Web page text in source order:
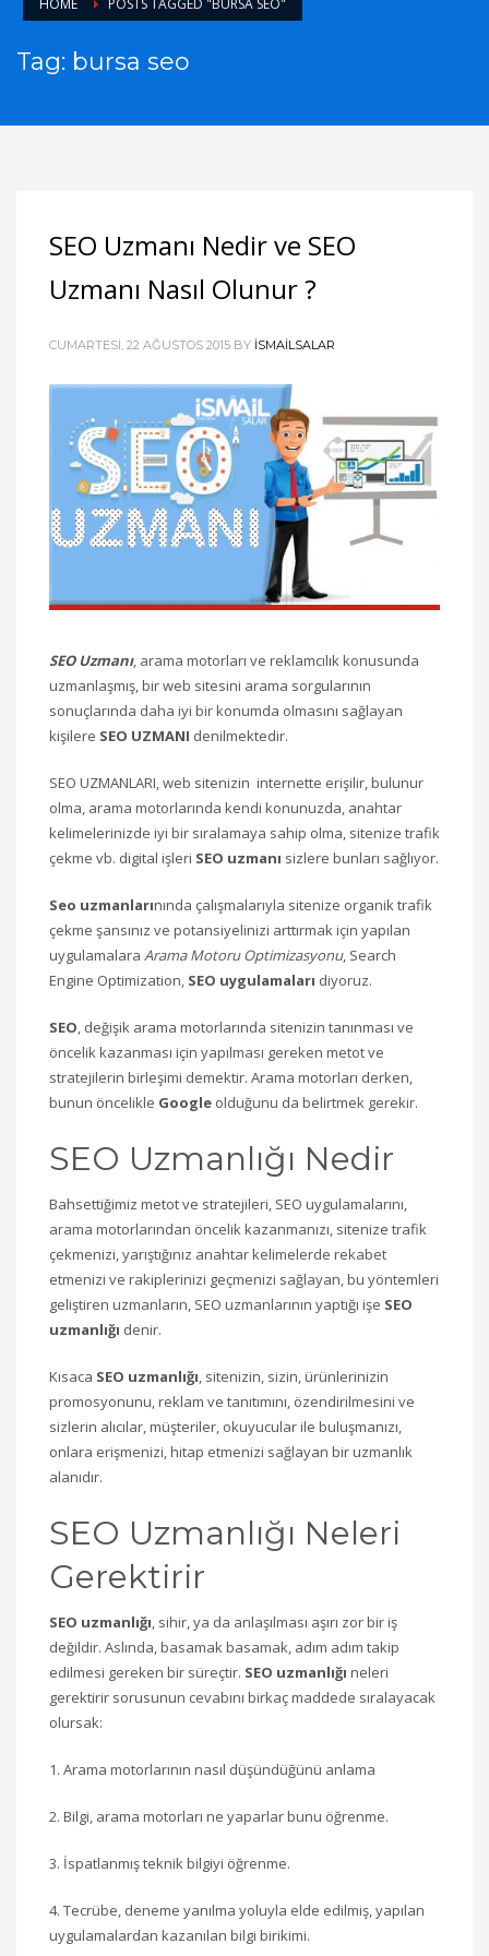
Tag: bursa seo
SEO Uzmanı Nedir ve SEO
Uzmanı Nasıl Olunur ?
CUMARTESI, 22 AĞUSTOS 2015 BY ISMAILSALAR
SEO Uzmanı, arama motorları ve reklamcılık konusunda
uzmanlaşmış, bir web sitesini arama sorgularının
sonuçlarında daha iyi bir konumda olmasını sağlayan
kişilere SEO UZMANI denilmektedir.
SEO UZMANLARI, web sitenizin internette erişilir, bulunur
olma, arama motorlarında kendi konunuzda, anahtar
kelimelerinizde iyi bir sıralamaya sahip olma, sitenize trafik
çekme vb. digital işleri SEO uzmanı sizlere bunları sağlıyor.
Seo uzmanlarınında çalışmalarıyla sitenize organik trafik
çekme şansınız ve potansiyelinizi arttırmak için yapılan
uygulamalara Arama Motoru Optimizasyonu, Search
Engine Optimization, SEO uygulamaları diyoruz.
SEO, değişik arama motorlarında sitenizin tanınması ve
öncelik kazanması için yapılması gereken metot ve
stratejilerin birleşimi demektir. Arama motorları derken,
bunun öncelikle Google olduğunu da belirtmek gerekir.
SEO Uzmanlığı Nedir
Bahsettiğimiz metot ve stratejileri, SEO uygulamalarını,
arama motorlarından öncelik kazanmanızı, sitenize trafik
çekmenizi, yarıştığınız anahtar kelimelerde rekabet
etmenizi ve rakiplerinizi geçmenizi sağlayan, bu yöntemleri
geliştiren uzmanların, SEO uzmanlarının yaptığı işe SEO
uzmanlığı denir.
Kısaca SEO uzmanlığı, sitenizin, sizin, ürünlerinizin
promosyonunu, reklam ve tanıtımını, özendirilmesini ve
sizlerin alıcılar, müşteriler, okuyucular ile buluşmanızı,
onlara erişmenizi, hitap etmenizi sağlayan bir uzmanlık
alanıdır.
SEO Uzmanlığı Neleri
Gerektirir
SEO uzmanlığı, sihir, ya da anlaşılması aşırı zor bir iş
değildir. Aslında, basamak basamak, adım adım takip
edilmesi gereken bir süreçtir. SEO uzmanlığı neleri
gerektirir sorusunun cevabını birkaç maddede sıralayacak
olursak:
1. Arama motorlarının nasıl düşündüğünü anlama
2. Bilgi, arama motorları ne yaparlar bunu öğrenme.
3. İspatlanmış teknik bilgiyi öğrenme.
4. Tecrübe, deneme yanılma yoluyla elde edilmiş, yapılan
uygulamalardan kazanılan bilgi birikimi.